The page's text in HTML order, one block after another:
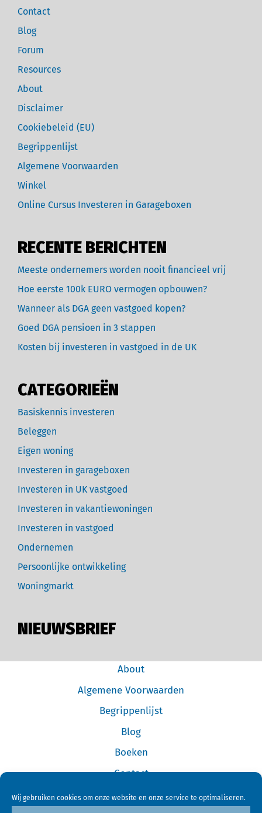
Wij gebruiken cookies om onze website en onze service te optimaliseren.
Contact
Blog
Forum
Resources
About
Disclaimer
Cookiebeleid (EU)
Begrippenlijst
Algemene Voorwaarden
Winkel
Online Cursus Investeren in Garageboxen
RECENTE BERICHTEN
Meeste ondernemers worden nooit financieel vrij
Hoe eerste 100k EURO vermogen opbouwen?
Wanneer als DGA geen vastgoed kopen?
Goed DGA pensioen in 3 stappen
Kosten bij investeren in vastgoed in de UK
CATEGORIEËN
Basiskennis investeren
Beleggen
Eigen woning
Investeren in garageboxen
Investeren in UK vastgoed
Investeren in vakantiewoningen
Investeren in vastgoed
Ondernemen
Persoonlijke ontwikkeling
Woningmarkt
NIEUWSBRIEF
About
Algemene Voorwaarden
Begrippenlijst
Blog
Boeken
Contact
Cookiebeleid (EU)